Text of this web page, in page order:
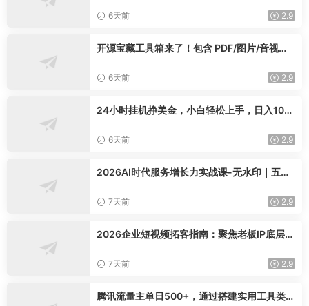
6天前 2.9
开源宝藏工具箱来了！包含 PDF/图片/音视频/
knit-desktop
6天前 2.9
24小时挂机挣美金，小白轻松上手，日入100
6天前 2.9
2026AI时代服务增长力实战课-无水印｜五力
卷实现长效业绩增长
7天前 2.9
2026企业短视频拓客指南：聚焦老板IP底层逻
交完整获客链路
7天前 2.9
腾讯流量主单日500+，通过搭建实用工具类小